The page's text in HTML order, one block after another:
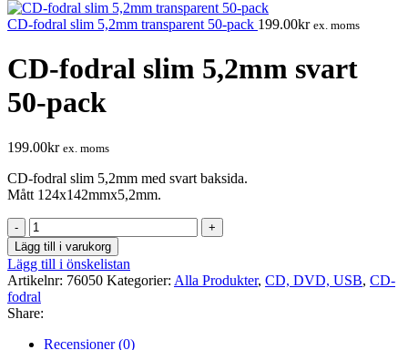
CD-fodral slim 5,2mm transparent 50-pack 199.00kr ex. moms
CD-fodral slim 5,2mm svart
50-pack
199.00kr ex. moms
CD-fodral slim 5,2mm med svart baksida.
Mått 124x142mmx5,2mm.
CD-
fodral
slim
5,2mm
svart
50-
pack
mängd
Lägg till i varukorg
Lägg till i önskelistan
Artikelnr: 76050 Kategorier: Alla Produkter, CD, DVD, USB, CD-
fodral
Share:
Recensioner (0)